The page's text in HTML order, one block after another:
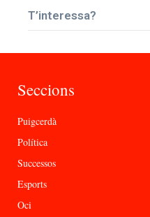
T’interessa?
Seccions
Puigcerdà
Política
Successos
Esports
Oci